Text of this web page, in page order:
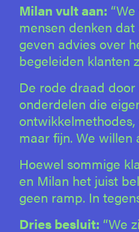
Milan vult aan:
mensen denken
geven advies over
begeleiden klanten
De rode draad
onderdelen die
maar fijn. We willen
Hoewel sommige
en Milan het juist
geen ramp. In
Dries besluit: “We